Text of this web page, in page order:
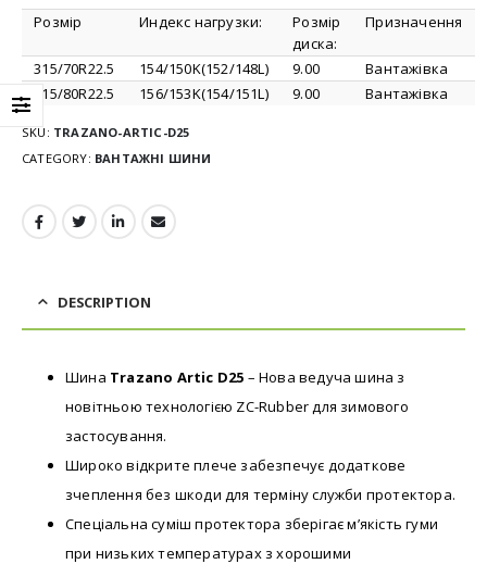
Розмір Индекс нагрузки:
Розмір
диска:
Призначення
315/70R22.5 154/150K(152/148L) 9.00
Вантажівка
315/80R22.5
156/153K(154/151L) 9.00 Вантажівка
SKU: TRAZANO-ARTIC-D25
CATEGORY: ВАНТАЖНІ ШИНИ
DESCRIPTION
Шина Trazano Artic D25 – Нова ведуча шина з
новітньою технологією ZC-Rubber для зимового
застосування.
Широко відкрите плече забезпечує додаткове
зчеплення без шкоди для терміну служби протектора.
Спеціальна суміш протектора зберігає м’якість гуми
при низьких температурах з хорошими